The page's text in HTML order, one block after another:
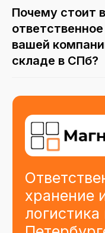
Почему стоит
вашей
складе в СПб?